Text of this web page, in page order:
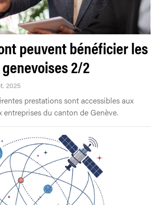
peuvent bénéficier les
2/2
2025
prestations sont accessibles aux
entreprises du canton de Genève.